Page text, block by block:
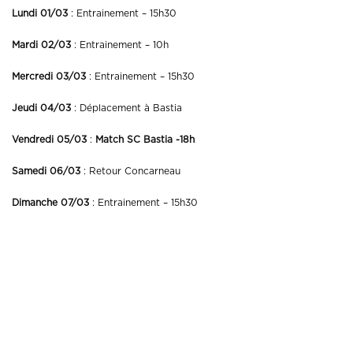
Lundi 01/03 : Entrainement – 15h30
Mardi 02/03 : Entrainement – 10h
Mercredi 03/03 : Entrainement – 15h30
Jeudi 04/03 : Déplacement à Bastia
Vendredi 05/03 : Match SC Bastia -18h
Samedi 06/03 : Retour Concarneau
Dimanche 07/03 : Entrainement – 15h30